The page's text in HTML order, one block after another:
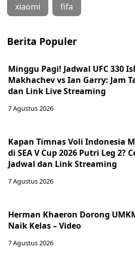
xiaomi fifa
Berita Populer
Minggu Pagi! Jadwal UFC 330
Makhachev vs Ian Garry: Jam
dan Link Live Streaming
7 Agustus 2026
Kapan Timnas Voli Indonesia
di SEA V Cup 2026 Putri Leg 2?
Jadwal dan Link Streaming
7 Agustus 2026
Herman Khaeron Dorong
Naik Kelas – Video
7 Agustus 2026